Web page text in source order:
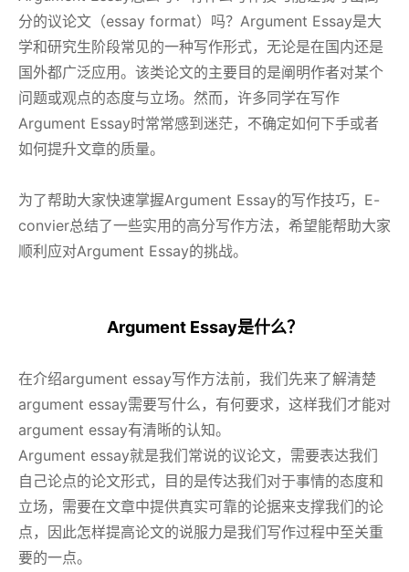
分的议论文（essay format）吗？Argument Essay是大
学和研究生阶段常见的一种写作形式，无论是在国内还是
国外都广泛应用。该类论文的主要目的是阐明作者对某个
问题或观点的态度与立场。然而，许多同学在写作
Argument Essay时常常感到迷茫，不确定如何下手或者
如何提升文章的质量。
为了帮助大家快速掌握Argument Essay的写作技巧，E-
convier总结了一些实用的高分写作方法，希望能帮助大家
顺利应对Argument Essay的挑战。
Argument Essay是什么？
在介绍argument essay写作方法前，我们先来了解清楚
argument essay需要写什么，有何要求，这样我们才能对
argument essay有清晰的认知。
Argument essay就是我们常说的议论文，需要表达我们
自己论点的论文形式，目的是传达我们对于事情的态度和
立场，需要在文章中提供真实可靠的论据来支撑我们的论
点，因此怎样提高论文的说服力是我们写作过程中至关重
要的一点。